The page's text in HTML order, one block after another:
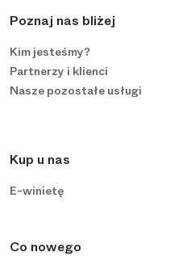
Poznaj nas bliżej
Kim jesteśmy?
Partnerzy i klienci
Nasze pozostałe usługi
Kup u nas
E-winietę
Co nowego